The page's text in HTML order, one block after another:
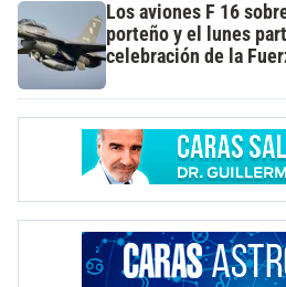
Los aviones F 16
porteño y el lunes
celebración de la